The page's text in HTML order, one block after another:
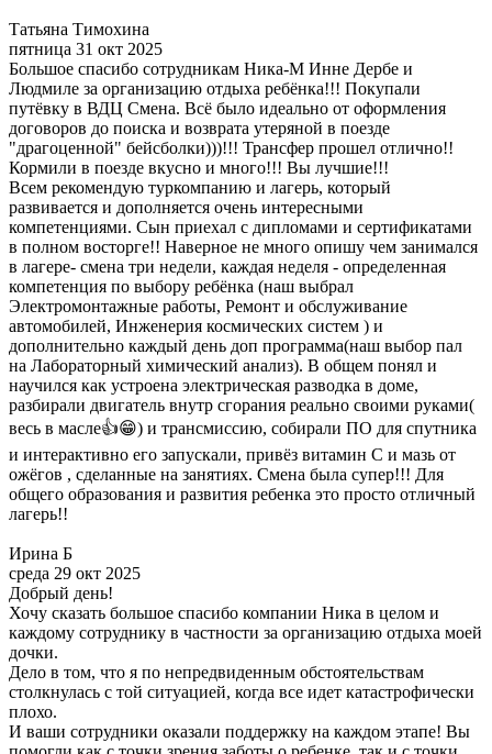
Татьяна Тимохина
пятница 31 окт 2025
Большое спасибо сотрудникам Ника-М Инне Дербе и
Людмиле за организацию отдыха ребёнка!!! Покупали
путёвку в ВДЦ Смена. Всё было идеально от оформления
договоров до поиска и возврата утеряной в поезде
"драгоценной" бейсболки)))!!! Трансфер прошел отлично!!
Кормили в поезде вкусно и много!!! Вы лучшие!!!
Всем рекомендую туркомпанию и лагерь, который
развивается и дополняется очень интересными
компетенциями. Сын приехал с дипломами и сертификатами
в полном восторге!! Наверное не много опишу чем занимался
в лагере- смена три недели, каждая неделя - определенная
компетенция по выбору ребёнка (наш выбрал
Электромонтажные работы, Ремонт и обслуживание
автомобилей, Инженерия космических систем ) и
дополнительно каждый день доп программа(наш выбор пал
на Лабораторный химический анализ). В общем понял и
научился как устроена электрическая разводка в доме,
разбирали двигатель внутр сгорания реально своими руками(
весь в масле👍😁) и трансмиссию, собирали ПО для спутника
и интерактивно его запускали, привёз витамин С и мазь от
ожёгов , сделанные на занятиях. Смена была супер!!! Для
общего образования и развития ребенка это просто отличный
лагерь!!
Ирина Б
среда 29 окт 2025
Добрый день!
Хочу сказать большое спасибо компании Ника в целом и
каждому сотруднику в частности за организацию отдыха моей
дочки.
Дело в том, что я по непредвиденным обстоятельствам
столкнулась с той ситуацией, когда все идет катастрофически
плохо.
И ваши сотрудники оказали поддержку на каждом этапе! Вы